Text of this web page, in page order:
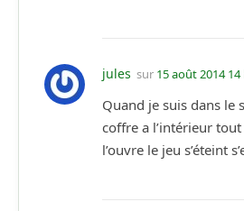
jules sur 15 août 2014
Quand je suis dans le
coffre a l’intérieur
l’ouvre le jeu s’éteint